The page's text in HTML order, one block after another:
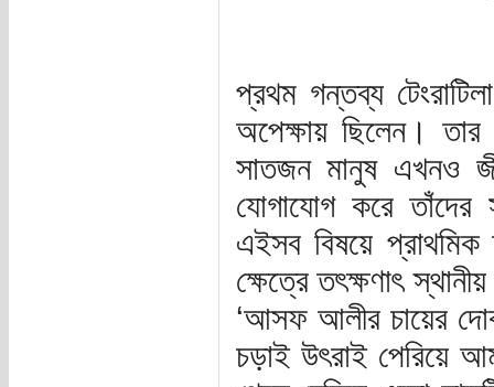
প্রথম গন্তব্য
অপেক্ষায় ছিলেন।
সাতজন মানুষ এখনও
যোগাযোগ করে
এইসব বিষয়ে
ক্ষেত্রে তৎক্ষণাৎ
‘আসফ আলীর চায়ের
চড়াই উৎরাই পেরিয়ে